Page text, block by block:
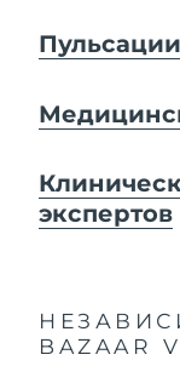
экспертов
BAZAAR